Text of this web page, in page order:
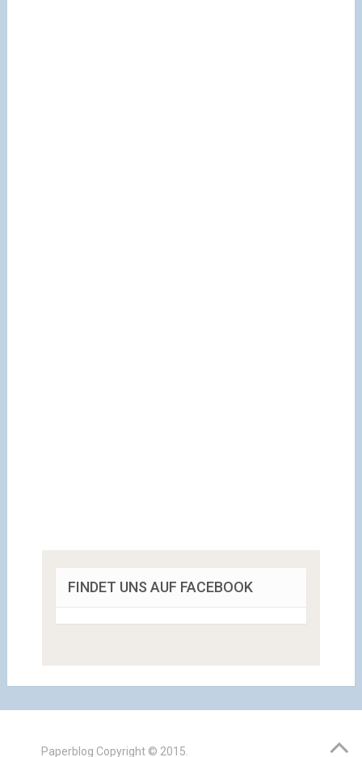
FINDET UNS AUF FACEBOOK
Paperblog Copyright © 2015.